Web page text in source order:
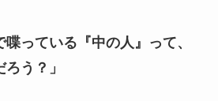
喋っている『中の人』って、
う？」